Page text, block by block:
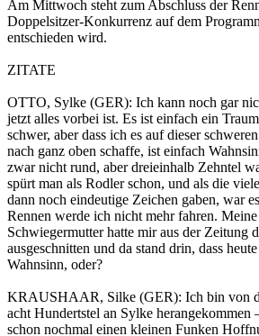
Am Mittwoch steht zum Abschluss der
Doppelsitzer-Konkurrenz auf dem
entschieden wird.
ZITATE
OTTO, Sylke (GER): Ich kann noch gar
jetzt alles vorbei ist. Es ist einfach ein
schwer, aber dass ich es auf dieser
nach ganz oben schaffe, ist einfach
zwar nicht rund, aber dreieinhalb Zehntel
spürt man als Rodler schon, und als die
dann noch eindeutige Zeichen gaben, war
Rennen werde ich nicht mehr fahren.
Schwiegermutter hatte mir aus der Zeitung
ausgeschnitten und da stand drin, dass
Wahnsinn, oder?
KRAUSHAAR, Silke (GER): Ich bin von
acht Hundertstel an Sylke herangekommen
schon nochmal einen kleinen Funken